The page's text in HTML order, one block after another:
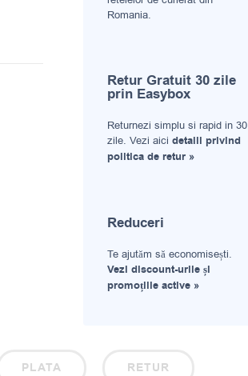
Romania.
Retur Gratuit 30 zile
prin Easybox
Returnezi simplu si rapid in 30
zile. Vezi aici detalii privind
politica de retur »
Reduceri
Te ajutăm să economisești.
Vezi discount-urile și
promoțiile active »
PLATA RETUR